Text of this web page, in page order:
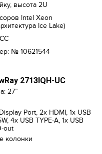
высота 2U
Intel Xeon
Ice Lake)
№ 10621544
2713IQH-UC
27”
Port, 2х HDMI, 1х USB
4х USB TYPE-A, 1х USB
out
колонки